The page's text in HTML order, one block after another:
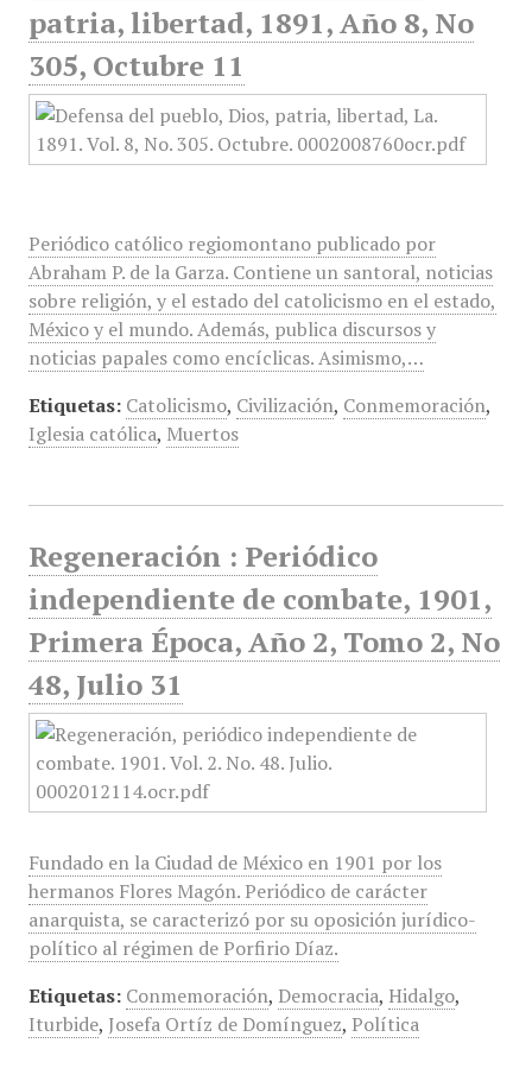
patria, libertad, 1891, Año 8, No
305, Octubre 11
Periódico católico regiomontano publicado por
Abraham P. de la Garza. Contiene un santoral, noticias
sobre religión, y el estado del catolicismo en el estado,
México y el mundo. Además, publica discursos y
noticias papales como encíclicas. Asimismo,…
Etiquetas: Catolicismo, Civilización, Conmemoración,
Iglesia católica, Muertos
Regeneración : Periódico
independiente de combate, 1901,
Primera Época, Año 2, Tomo 2, No
48, Julio 31
Fundado en la Ciudad de México en 1901 por los
hermanos Flores Magón. Periódico de carácter
anarquista, se caracterizó por su oposición jurídico-
político al régimen de Porfirio Díaz.
Etiquetas: Conmemoración, Democracia, Hidalgo,
Iturbide, Josefa Ortíz de Domínguez, Política